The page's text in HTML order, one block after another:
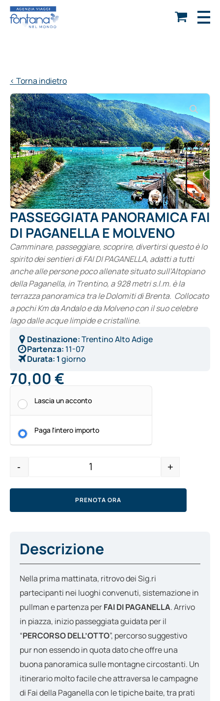
< Torna indietro
PASSEGGIATA PANORAMICA FAI
DI PAGANELLA E MOLVENO
Camminare, passeggiare, scoprire, divertirsi questo è lo
spirito dei sentieri di FAI DI PAGANELLA, adatti a tutti
anche alle persone poco allenate situato sull’Altopiano
della Paganella, in Trentino, a 928 metri s.l.m. è la
terrazza panoramica tra le Dolomiti di Brenta. Collocato
a pochi Km da Andalo e da Molveno con il suo celebre
lago dalle acque limpide e cristalline.
Destinazione:Trentino Alto Adige
Partenza: 11-07
Durata: 1 giorno
70,00€
Lascia un acconto
Paga l'intero importo
- +
PRENOTA ORA
Descrizione
Nella prima mattinata, ritrovo dei Sig.ri
partecipanti nei luoghi convenuti, sistemazione in
pullman e partenza perFAI DI PAGANELLA. Arrivo
in piazza, inizio passeggiata guidata per il
“PERCORSO DELL’OTTO”, percorso suggestivo
pur non essendo in quota dato che offre una
buona panoramica sulle montagne circostanti. Un
itinerario molto facile che attraversa le campagne
di Fai della Paganella con le tipiche baite, tra prati